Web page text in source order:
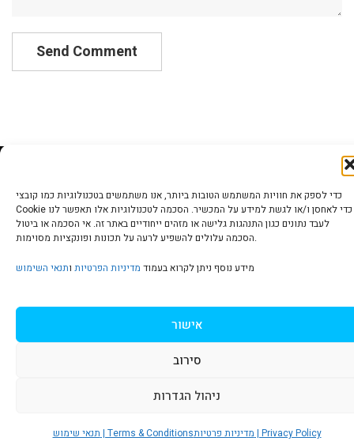
כדי לספק את חוויות המשתמש הטובות ביותר, אנו משתמשים בטכנולוגיות כמו קובצי
Cookie כדי לאחסן ו/או לגשת למידע על המכשיר. הסכמה לטכנולוגיות אלו תאפשר לנו
לעבד נתונים כגון התנהגות גלישה או מזהים ייחודיים באתר זה. אי הסכמה או ביטול
הסכמה עלולים להשפיע לרעה על תכונות ופונקציות מסוימות.
מידע נוסף ניתן לקרוא בעמוד מדיניות הפרטיות ותנאי השימוש
אישור
סירוב
ניהול הגדרות
תנאי שימוש | Terms & Conditions מדיניות פרטיות | Privacy Policy
מדיניות פרטיות | Privacy Policy
איריס עשת כהן-גלריה לאמנות